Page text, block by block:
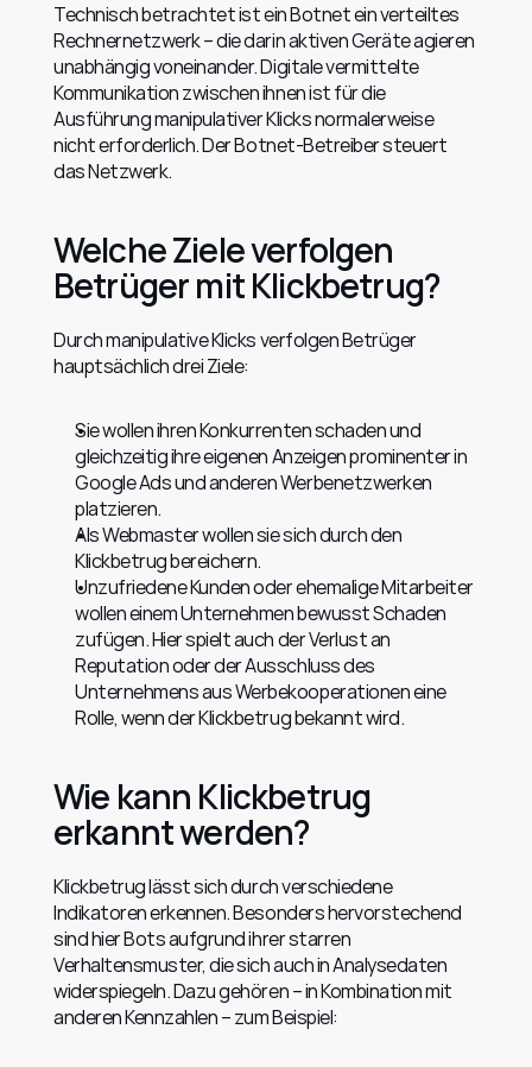
Technisch betrachtet ist ein Botnet ein verteiltes
Rechnernetzwerk – die darin aktiven Geräte agieren
unabhängig voneinander. Digitale vermittelte
Kommunikation zwischen ihnen ist für die
Ausführung manipulativer Klicks normalerweise
nicht erforderlich. Der Botnet-Betreiber steuert
das Netzwerk.
Welche Ziele verfolgen
Betrüger mit Klickbetrug?
Durch manipulative Klicks verfolgen Betrüger
hauptsächlich drei Ziele:
Sie wollen ihren Konkurrenten schaden und
gleichzeitig ihre eigenen Anzeigen prominenter in
Google Ads und anderen Werbenetzwerken
platzieren.
Als Webmaster wollen sie sich durch den
Klickbetrug bereichern.
Unzufriedene Kunden oder ehemalige Mitarbeiter
wollen einem Unternehmen bewusst Schaden
zufügen. Hier spielt auch der Verlust an
Reputation oder der Ausschluss des
Unternehmens aus Werbekooperationen eine
Rolle, wenn der Klickbetrug bekannt wird.
Wie kann Klickbetrug
erkannt werden?
Klickbetrug lässt sich durch verschiedene
Indikatoren erkennen. Besonders hervorstechend
sind hier Bots aufgrund ihrer starren
Verhaltensmuster, die sich auch in Analysedaten
widerspiegeln. Dazu gehören – in Kombination mit
anderen Kennzahlen – zum Beispiel: